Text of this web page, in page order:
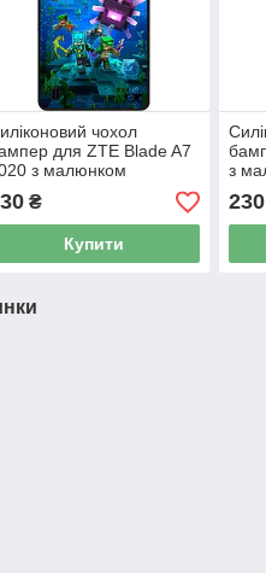
чохол
для ZTE Blade A7
з малюнком
Minecraft
₴
Купити
з
230